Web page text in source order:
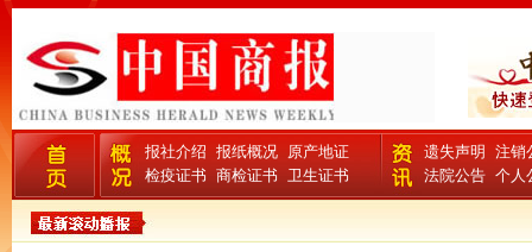
报社介绍 报纸概况 原产地证
检疫证书 商检证书 卫生证书
遗失声明
注销
法院公告 个人